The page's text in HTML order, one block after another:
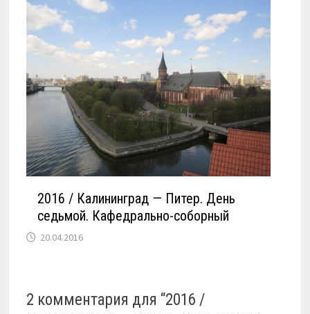
2016 / Калининград — Питер. День
седьмой. Кафедрально-соборный
20.04.2016
2 комментария для “2016 /